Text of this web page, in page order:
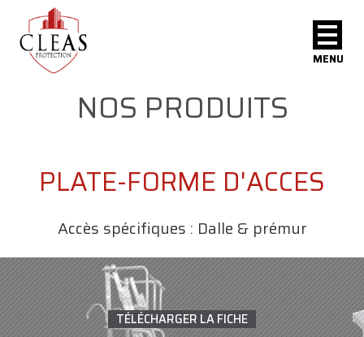
MENU
NOS PRODUITS
PLATE-FORME D'ACCES
Accès spécifiques : Dalle & prémur
TÉLÉCHARGER LA FICHE